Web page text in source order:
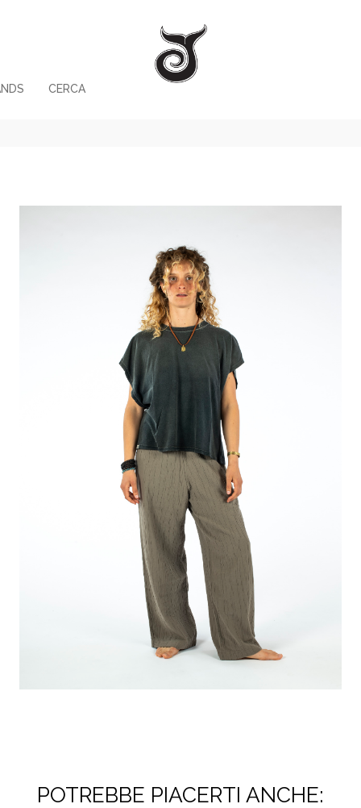
CERCA
POTREBBE PIACERTI ANCHE: